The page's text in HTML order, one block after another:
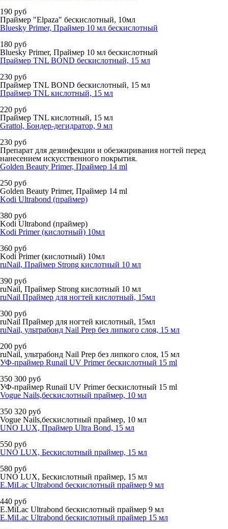
190 руб
Праймер "Elpaza" бескислотный, 10мл
Bluesky Primer, Праймер 10 мл бескислотный
180 руб
Bluesky Primer, Праймер 10 мл бескислотный
Праймер TNL BOND бескислотный, 15 мл
230 руб
Праймер TNL BOND бескислотный, 15 мл
Праймер TNL кислотный, 15 мл
220 руб
Праймер TNL кислотный, 15 мл
Grattol, Бондер-дегидратор, 9 мл
230 руб
Препарат для дезинфекции и обезжиривания ногтей перед
нанесением искусственного покрытия.
Golden Beauty Primer, Праймер 14 ml
250 руб
Golden Beauty Primer, Праймер 14 ml
Kodi Ultrabond (праймер)
380 руб
Kodi Ultrabond (праймер)
Kodi Primer (кислотный) 10мл
360 руб
Kodi Primer (кислотный) 10мл
ruNail, Праймер Strong кислотный 10 мл
390 руб
ruNail, Праймер Strong кислотный 10 мл
ruNail Праймер для ногтей кислотный, 15мл
300 руб
ruNail Праймер для ногтей кислотный, 15мл
ruNail, ультрабонд Nail Prep без липкого слоя, 15 мл
200 руб
ruNail, ультрабонд Nail Prep без липкого слоя, 15 мл
УФ-праймер Runail UV Primer бескислотный 15 ml
350 300 руб
УФ-праймер Runail UV Primer бескислотный 15 ml
Vogue Nails,бескислотный праймер, 10 мл
350 320 руб
Vogue Nails,бескислотный праймер, 10 мл
UNO LUX, Праймер Ultra Bond, 15 мл
550 руб
UNO LUX, Бескислотный праймер, 15 мл
580 руб
UNO LUX, Бескислотный праймер, 15 мл
E.MiLac Ultrabond бескислотный праймер 9 мл
440 руб
E.MiLac Ultrabond бескислотный праймер 9 мл
E.MiLac Ultrabond бескислотный праймер 15 мл